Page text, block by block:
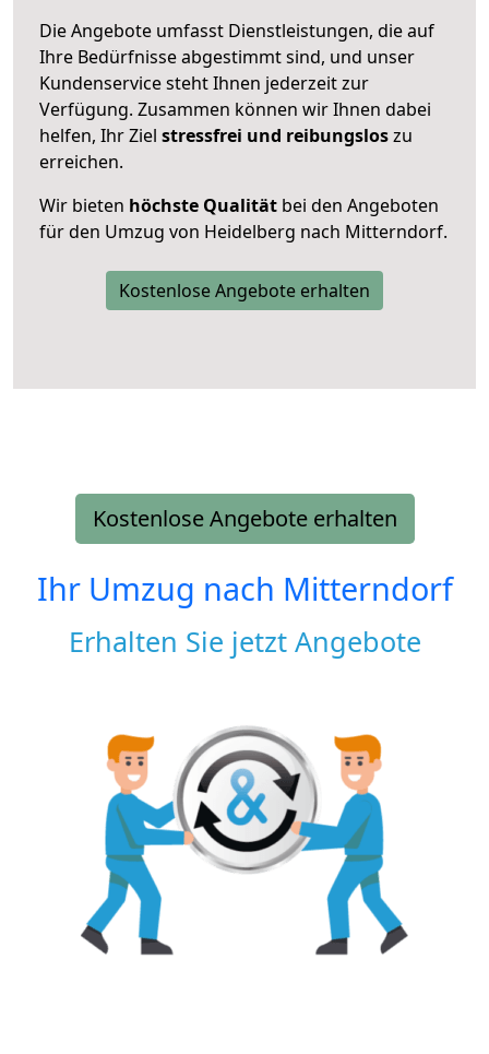
Die Angebote umfasst Dienstleistungen, die auf
Ihre Bedürfnisse abgestimmt sind, und unser
Kundenservice steht Ihnen jederzeit zur
Verfügung. Zusammen können wir Ihnen dabei
helfen, Ihr Ziel stressfrei und reibungsloszu
erreichen.
Wir bieten höchste Qualität bei den Angeboten
für den Umzug von Heidelberg nach Mitterndorf.
Kostenlose Angebote erhalten
Kostenlose Angebote erhalten
Ihr Umzug nach Mitterndorf
Erhalten Sie jetzt Angebote